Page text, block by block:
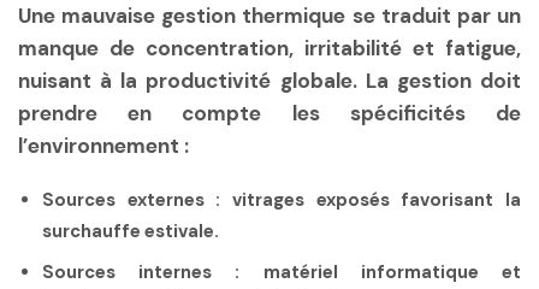
Une mauvaise gestion thermique se traduit par un
manque de concentration, irritabilité et fatigue,
nuisant à la productivité globale. La gestion doit
prendre en compte les spécificités de
l’environnement :
Sources externes : vitrages exposés favorisant la
surchauffe estivale.
Sources internes : matériel informatique et